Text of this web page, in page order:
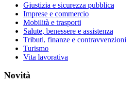
Giustizia e sicurezza pubblica
Imprese e commercio
Mobilità e trasporti
Salute, benessere e assistenza
Tributi, finanze e contravvenzioni
Turismo
Vita lavorativa
Novità